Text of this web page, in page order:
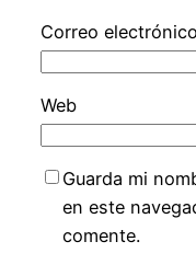
Correo electrónico
Web
Guarda mi
en este
comente.